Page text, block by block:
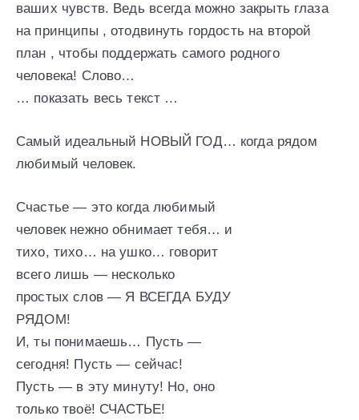
ваших чувств. Ведь всегда можно закрыть глаза
на принципы , отодвинуть гордость на второй
план , чтобы поддержать самого родного
человека! Слово…
… показать весь текст …
Самый идеальный НОВЫЙ ГОД… когда рядом
любимый человек.
Счастье — это когда любимый
человек нежно обнимает тебя… и
тихо, тихо… на ушко… говорит
всего лишь — несколько
простых слов — Я ВСЕГДА БУДУ
РЯДОМ!
И, ты понимаешь… Пусть —
сегодня! Пусть — сейчас!
Пусть — в эту минуту! Но, оно
только твоё! СЧАСТЬЕ!